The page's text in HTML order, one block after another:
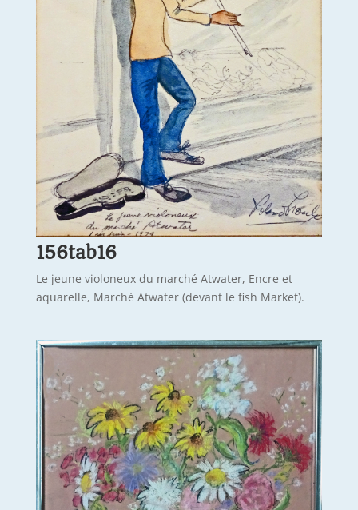
156tab16
Le jeune violoneux du marché Atwater, Encre et
aquarelle, Marché Atwater (devant le fish Market).